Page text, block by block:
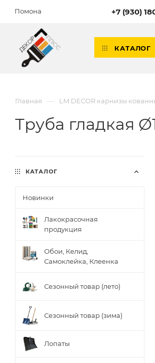
Помона +7 (930)
КАТАЛОГ
Главная — LM DECOR карнизы
Труба гладкая
КАТАЛОГ
Новинки
Лакокрасочная
продукция
Обои, Келид,
Самоклейка, Клеенка
Сезонный товар (лето)
Сезонный товар (зима)
Лопаты